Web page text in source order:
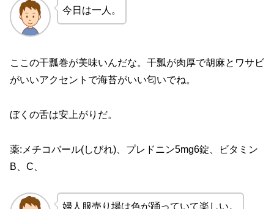
今日は一人。
ここの干瓢巻が美味いんだな。干瓢が肉厚で胡麻とワサビ
がいいアクセントで海苔がいい匂いでね。
ぼくの舌は安上がりだ。
薬:メチコバール(しびれ)、プレドニン5mg6錠、ビタミン
B、C、
婦人服売り場は色が踊っていて楽しい。